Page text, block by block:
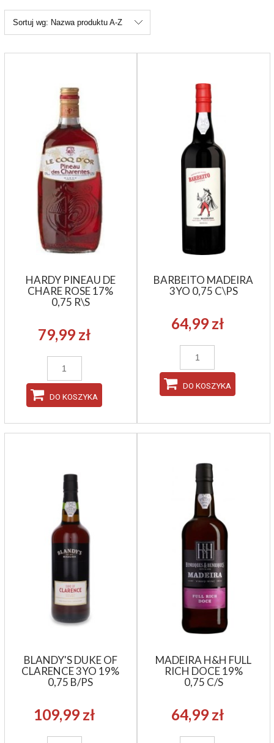
Sortuj wg: Nazwa produktu A-Z
HARDY PINEAU DE
CHARE ROSE 17%
0,75 R\S
79,99 zł
DO KOSZYKA
BARBEITO MADEIRA
3YO 0,75 C\PS
64,99 zł
DO KOSZYKA
BLANDY'S DUKE OF
CLARENCE 3YO 19%
0,75 B/PS
109,99 zł
MADEIRA H&H FULL
RICH DOCE 19%
0,75 C/S
64,99 zł